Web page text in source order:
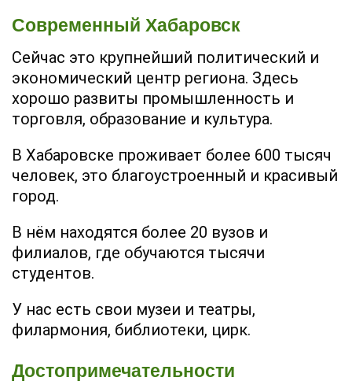
Современный Хабаровск
Сейчас это крупнейший политический и
экономический центр региона. Здесь
хорошо развиты промышленность и
торговля, образование и культура.
В Хабаровске проживает более 600 тысяч
человек, это благоустроенный и красивый
город.
В нём находятся более 20 вузов и
филиалов, где обучаются тысячи
студентов.
У нас есть свои музеи и театры,
филармония, библиотеки, цирк.
Достопримечательности